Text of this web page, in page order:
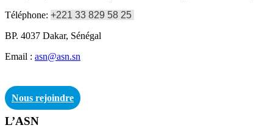
Téléphone: +221 33 829 58 25
BP. 4037 Dakar, Sénégal
Email : asn@asn.sn
Nous rejoindre
L’ASN